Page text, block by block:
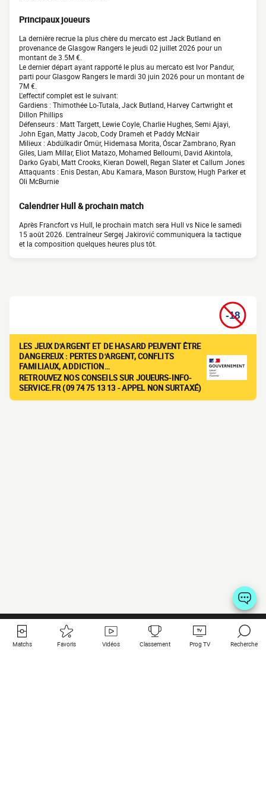
Principaux joueurs
La dernière recrue la plus chère du mercato est Jack Butland en
provenance de Glasgow Rangers le jeudi 02 juillet 2026 pour un
montant de 3.5M €.
Le dernier départ ayant rapporté le plus au mercato est Ivor Pandur,
parti pour Glasgow Rangers le mardi 30 juin 2026 pour un montant de
7M €.
L'effectif complet est le suivant:
Gardiens : Thimothée Lo-Tutala, Jack Butland, Harvey Cartwright et
Dillon Phillips
Défenseurs : Matt Targett, Lewie Coyle, Charlie Hughes, Semi Ajayi,
John Egan, Matty Jacob, Cody Drameh et Paddy McNair
Milieux : Abdülkadir Ömür, Hidemasa Morita, Óscar Zambrano, Ryan
Giles, Liam Millar, Eliot Matazo, Mohamed Belloumi, David Akintola,
Darko Gyabi, Matt Crooks, Kieran Dowell, Regan Slater et Callum Jones
Attaquants : Enis Destan, Abu Kamara, Mason Burstow, Hugh Parker et
Oli McBurnie
Calendrier Hull & prochain match
Après Francfort vs Hull, le prochain match sera Hull vs Nice le samedi
15 août 2026. L'entraîneur Sergej Jakirović communiquera la tactique
et la composition quelques heures plus tôt.
LES JEUX D'ARGENT ET DE HASARD PEUVENT ÊTRE
DANGEREUX : PERTES D'ARGENT, CONFLITS
FAMILIAUX, ADDICTION…
RETROUVEZ NOS CONSEILS SUR JOUEURS-INFO-
SERVICE.FR (09 74 75 13 13 - APPEL NON SURTAXÉ)
Matchs Favoris Vidéos Classement Prog TV Recherche